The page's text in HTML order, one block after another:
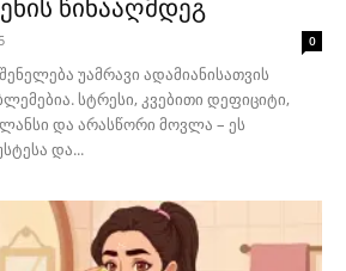
წინააღმდეგ
0
უამრავი ადამიანისათვის
სტრესი, კვებითი დეფიციტი,
და არასწორი მოვლა – ეს
და...